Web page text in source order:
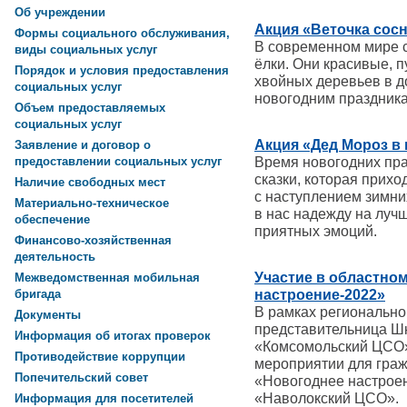
Акция «Веточка
В современном мире
ёлки. Они красивые,
хвойных деревьев в
новогодним
Акция «Дед Мороз
Время новогодних
сказки, которая
с наступлением
в нас надежду на
приятных эмоций.
Участие в
настроение-2022»
В рамках
представительница
«Комсомольский
мероприятии для
«Новогоднее
«Наволокский ЦСО».
Об учреждении
Формы социального обслуживания,
виды социальных услуг
Порядок и условия предоставления
социальных услуг
Объем предоставляемых
социальных услуг
Заявление и договор о
предоставлении социальных услуг
Наличие свободных мест
Материально-техническое
обеспечение
Финансово-хозяйственная
деятельность
Межведомственная мобильная
бригада
Документы
Информация об итогах проверок
Противодействие коррупции
Попечительский совет
Информация для посетителей